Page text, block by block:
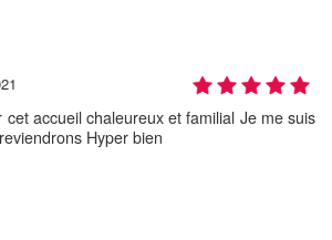
cet accueil chaleureux et familial Je me suis
Hyper bien